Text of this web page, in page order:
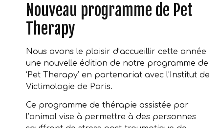
Nouveau programme de Pet
Therapy
Nous avons le plaisir d’accueillir cette année
une nouvelle édition de notre programme de
‘Pet Therapy’ en partenariat avec l’Institut de
Victimologie de Paris.
Ce programme de thérapie assistée par
l’animal vise à permettre à des personnes